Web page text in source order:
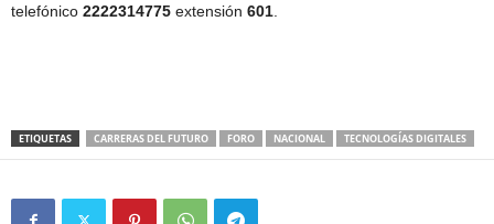
telefónico 2222314775 extensión 601
ETIQUETAS CARRERAS DEL FUTURO FORO NACIONAL TECNOLOGÍAS DIGITALES